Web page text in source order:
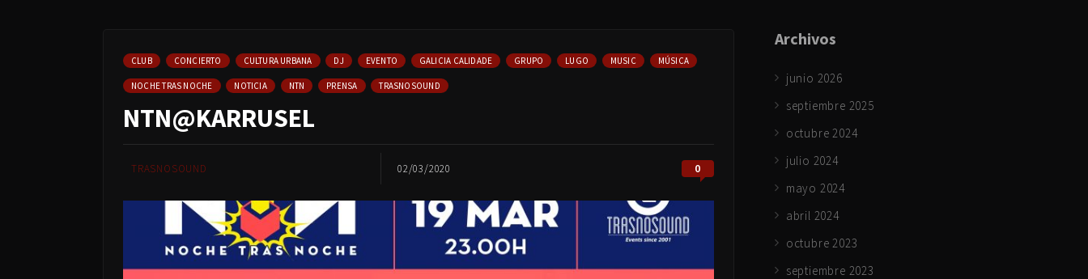
CLUB CONCIERTO CULTURA URBANA DJ EVENTO GALICIA CALIDADE GRUPO LUGO MUSIC MÚSICA
NOCHE TRAS NOCHE NOTICIA NTN PRENSA TRASNOSOUND
NTN@KARRUSEL
TRASNOSOUND 02/03/2020 0
Archivos
junio 2026
septiembre 2025
octubre 2024
julio 2024
mayo 2024
abril 2024
octubre 2023
septiembre 2023